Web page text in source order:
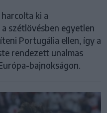
ki a
szétlövésben egyetlen
Portugália ellen, így a
rendezett unalmas
bajnokságon.